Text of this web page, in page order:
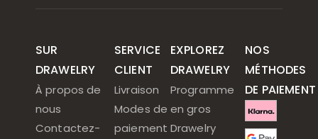
SUR
DRAWELRY
À propos de
nous
Contactez-
SERVICE
CLIENT
Livraison
Modes de
paiement
EXPLOREZ
DRAWELRY
Programme
en gros
Drawelry
NOS
MÉTHODES
DE PAIEMENT